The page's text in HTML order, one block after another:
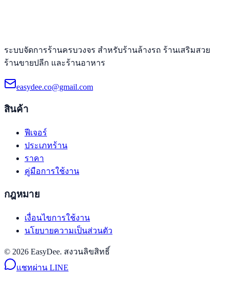
ระบบจัดการร้านครบวงจร สำหรับร้านล้างรถ ร้านเสริมสวย
ร้านขายปลีก และร้านอาหาร
easydee.co@gmail.com
สินค้า
ฟีเจอร์
ประเภทร้าน
ราคา
คู่มือการใช้งาน
กฎหมาย
เงื่อนไขการใช้งาน
นโยบายความเป็นส่วนตัว
© 2026 EasyDee. สงวนลิขสิทธิ์
แชทผ่าน LINE